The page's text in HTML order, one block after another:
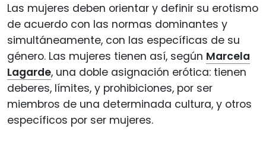
Las mujeres deben orientar y definir su erotismo
de acuerdo con las normas dominantes y
simultáneamente, con las específicas de su
género. Las mujeres tienen así, según Marcela
Lagarde, una doble asignación erótica: tienen
deberes, límites, y prohibiciones, por ser
miembros de una determinada cultura, y otros
específicos por ser mujeres.